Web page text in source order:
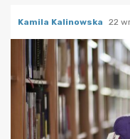
Kamila Kalinowska 22